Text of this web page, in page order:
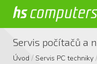
Servis počítačů a
Úvod /Servis PC techniky